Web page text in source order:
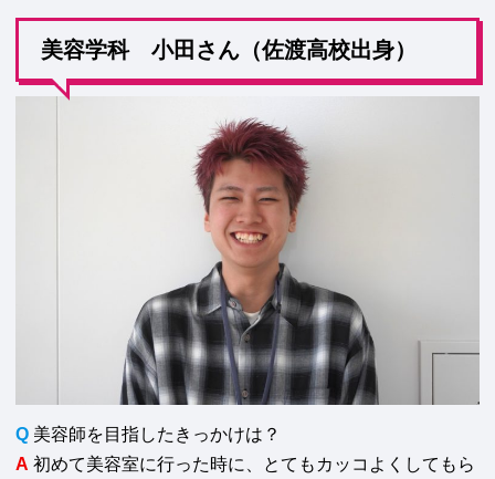
美容学科 小田さん（佐渡高校出身）
Q 美容師を目指したきっかけは？
A 初めて美容室に行った時に、とてもカッコよくしてもら